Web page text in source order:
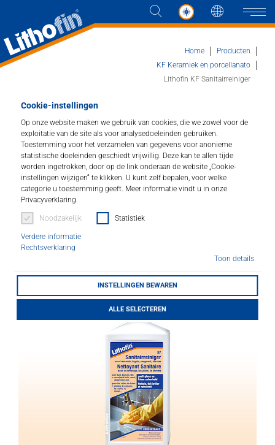
Cookie-instellingen
Op onze website maken we gebruik van cookies, die we zowel voor de
exploitatie van de site als voor analysedoeleinden gebruiken.
Toestemming voor het verzamelen van gegevens voor anonieme
statistische doeleinden geschiedt vrijwillig. Deze kan te allen tijde
worden ingetrokken, door op de link onderaan de website „Cookie-
instellingen wijzigen“ te klikken. U kunt zelf bepalen, voor welke
categorie u toestemming geeft. Meer informatie vindt u in onze
Privacyverklaring.
Noodzakelijk Statistiek
Verdere informatie
Rechtsverklaring
Toon details
INSTELLINGEN BEWAREN
ALLE SELECTEREN
Taal
Oplossingen
Nieuws en meer
Bedrijf
Contact
Download
Home
Producten
KF Keramiek en porcellanato
Lithofin KF Sanitairreiniger
Lithofin KF Sanitairreiniger
Voor het regelmatige onderhoud van natte
ruimtes.
Artikel nummer : 111
Voor het regelmatige onderhoud van natte ruimtes,
voor glans en hygiënische reinheid. Verwijdert
kalkaanslag en ketelsteen, roest, vetaanslag en
zeepresten. Reinigt chroom, keramiek, roestvrij staal